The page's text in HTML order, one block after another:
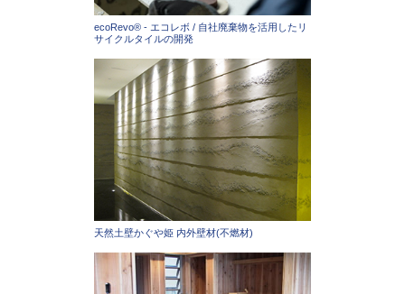
ecoRevo® - エコレボ / 自社廃棄物を活用したリ
サイクルタイルの開発
天然土壁かぐや姫 内外壁材(不燃材)